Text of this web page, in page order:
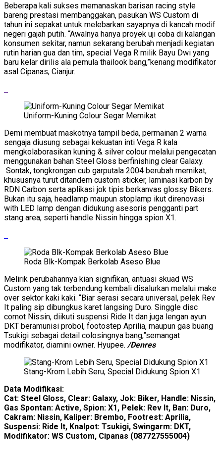
Beberapa kali sukses memanaskan barisan racing style
bareng prestasi membanggakan, pasukan WS Custom di
tahun ini sepakat untuk melebarkan sayapnya di kancah modif
negeri gajah putih. “Awalnya hanya proyek uji coba di kalangan
konsumen sekitar, namun sekarang berubah menjadi kegiatan
rutin harian gua dan tim, special Vega R milik Bayu Dwi yang
baru kelar dirilis ala pemula thailook bang,”kenang modifikator
asal Cipanas, Cianjur.
Uniform-Kuning Colour Segar Memikat
Demi membuat maskotnya tampil beda, permainan 2 warna
sengaja diusung sebagai kekuatan inti Vega R kala
mengkolaborasikan kuning & silver colour melalui pengecatan
menggunakan bahan Steel Gloss berfinishing clear Galaxy.
Sontak, tongkrongan cub garputala 2004 berubah memikat,
khususnya turut ditandem custom sticker, laminasi karbon by
RDN Carbon serta aplikasi jok tipis berkanvas glossy Bikers.
Bukan itu saja, headlamp maupun stoplamp ikut direnovasi
with LED lamp dengan didukung asesoris pengganti part
stang area, seperti handle Nissin hingga spion X1.
Roda Blk-Kompak Berkolab Aseso Blue
Melirik perubahannya kian signifikan, antuasi skuad WS
Custom yang tak terbendung kembali disalurkan melalui make
over sektor kaki kaki. “Biar serasi secara universal, pelek Rev
It paling sip dibungkus karet langsing Duro. Singgle disc
comot Nissin, diikuti suspensi Ride It dan juga lengan ayun
DKT beramunisi probol, footostep Aprilia, maupun gas buang
Tsukigi sebagai detail colosingnya bang,”semangat
modifikator, diamini owner. Hyupee. /Denres
Stang-Krom Lebih Seru, Special Didukung Spion X1
Data Modifikasi:
Cat: Steel Gloss, Clear: Galaxy, Jok: Biker, Handle: Nissin,
Gas Spontan: Active, Spion: X1, Pelek: Rev It, Ban: Duro,
Cakram: Nissin, Kaliper: Brembo, Footrest: Aprilia,
Suspensi: Ride It, Knalpot: Tsukigi, Swingarm: DKT,
Modifikator: WS Custom, Cipanas (087727555004)